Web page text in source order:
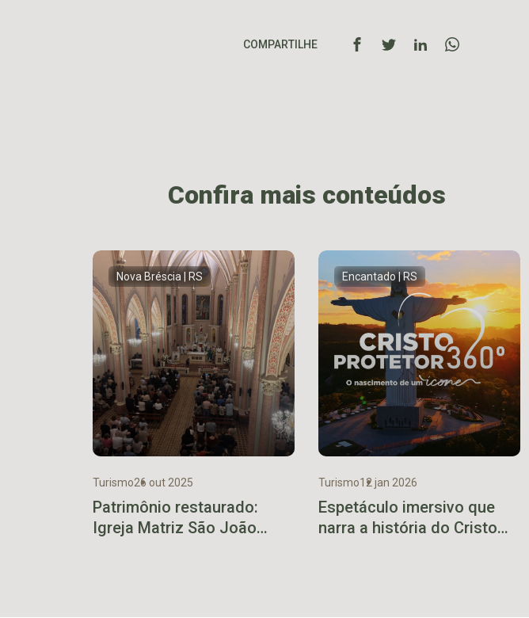
COMPARTILHE
Confira mais conteúdos
Nova Bréscia | RS
Turismo26 out 2025
Patrimônio restaurado:
Igreja Matriz São João
Encantado | RS
Turismo12 jan 2026
Espetáculo imersivo que
narra a história do Cristo